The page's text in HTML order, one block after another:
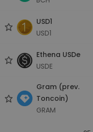
USD1
USD1
Ethena USDe
USDE
Gram (prev.
Toncoin)
GRAM